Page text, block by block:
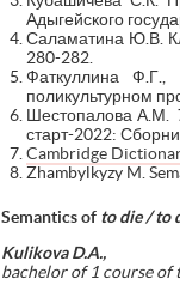
Адыгейского
Саламатина Ю.В.
280-282.
Фаткуллина Ф.Г.,
поликультурном
Шестопалова А.М.
старт-2022:
Cambridge
Zhambylkyzy M.
Semantics of to die / to
Kulikova D.A.,
bachelorof 1 course of